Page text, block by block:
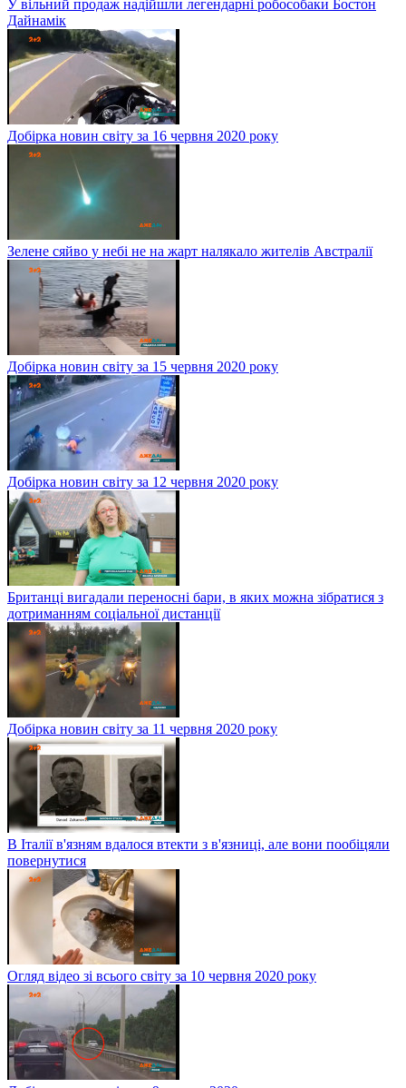
У вільний продаж надійшли легендарні робособаки Бостон
Дайнамік
Добірка новин світу за 16 червня 2020 року
Зелене сяйво у небі не на жарт налякало жителів Австралії
Добірка новин світу за 15 червня 2020 року
Добірка новин світу за 12 червня 2020 року
Британці вигадали переносні бари, в яких можна зібратися з
дотриманням соціальної дистанції
Добірка новин світу за 11 червня 2020 року
В Італії в'язням вдалося втекти з в'язниці, але вони пообіцяли
повернутися
Огляд відео зі всього світу за 10 червня 2020 року